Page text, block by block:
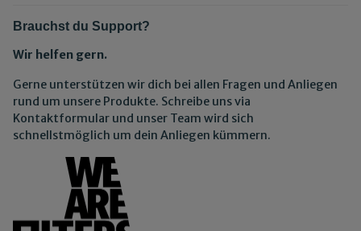
Brauchst du Support?
Wir helfen gern.
Gerne unterstützen wir dich bei allen Fragen und Anliegen
rund um unsere Produkte. Schreibe uns via
Kontaktformular und unser Team wird sich
schnellstmöglich um dein Anliegen kümmern.